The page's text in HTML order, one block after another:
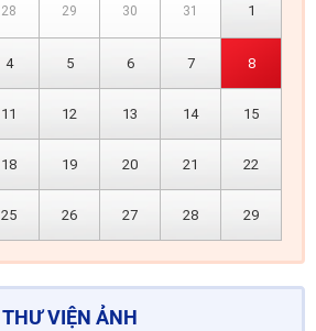
28 29 30 31 1
4 5 6 7 8
11 12 13 14 15
18 19 20 21 22
25 26 27 28 29
THƯ VIỆN ẢNH